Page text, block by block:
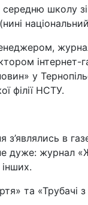
середню школу
у
філії НСТУ.
з’являлись в
дуже: журнал
та «Трубачі з